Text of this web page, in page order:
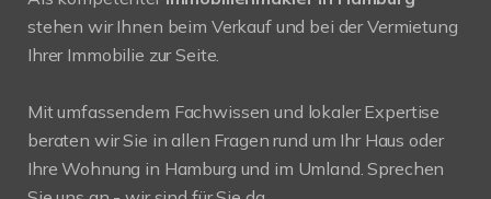
stehen wir Ihnen beim Verkauf und bei der Vermietung
Ihrer Immobilie zur Seite.
Mit umfassendem Fachwissen und lokaler Expertise
beraten wir Sie in allen Fragen rund um Ihr Haus oder
Ihre Wohnung in Hamburg und im Umland. Sprechen